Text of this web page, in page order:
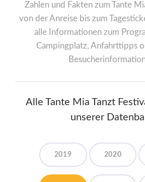
Zahlen und Fakten zum Tante
von der Anreise bis zum
alle Informationen zum
Campingplatz, Anfahrttipps
Alle Tante Mia Tanzt
unserer
2019 2020